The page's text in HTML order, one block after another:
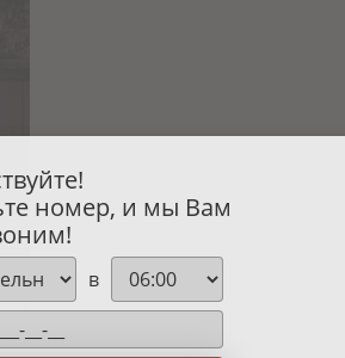
номер, и мы Вам
в